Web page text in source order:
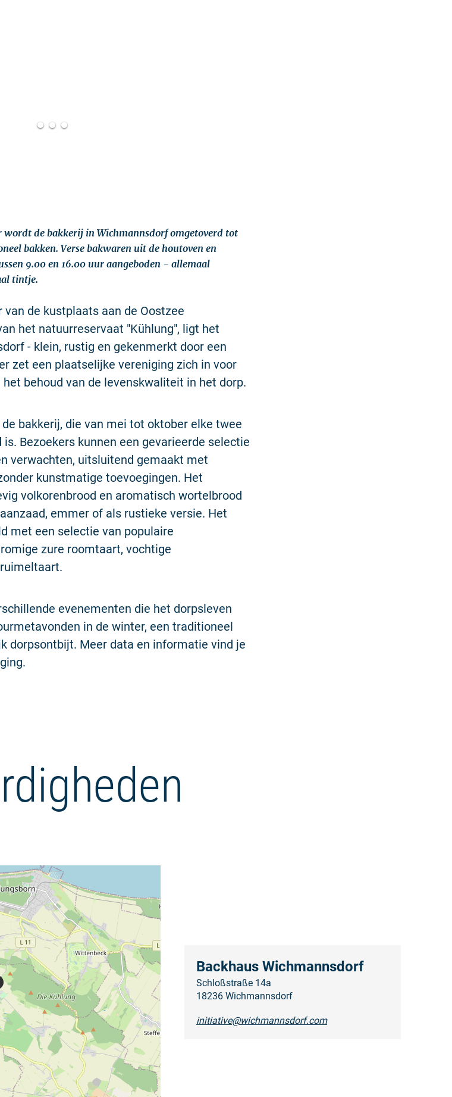
wordt de bakkerij in Wichmannsdorf omgetoverd tot
bakken. Verse bakwaren uit de houtoven en
9.00 en 16.00 uur aangeboden - allemaal
tintje.
de kustplaats aan de Oostzee
het natuurreservaat "Kühlung", ligt het
- klein, rustig en gekenmerkt door een
zet een plaatselijke vereniging zich in voor
behoud van de levenskwaliteit in het dorp.
bakkerij, die van mei tot oktober elke twee
Bezoekers kunnen een gevarieerde selectie
verwachten, uitsluitend gemaakt met
kunstmatige toevoegingen. Het
volkorenbrood en aromatisch wortelbrood
emmer of als rustieke versie. Het
met een selectie van populaire
zure roomtaart, vochtige
evenementen die het dorpsleven
in de winter, een traditioneel
dorpsontbijt. Meer data en informatie vind je
Backhaus Wichmannsdorf
Schloßstraße 14a
18236 Wichmannsdorf
initiative@wichmannsdorf.com